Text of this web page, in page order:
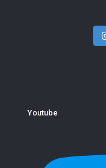
Youtube